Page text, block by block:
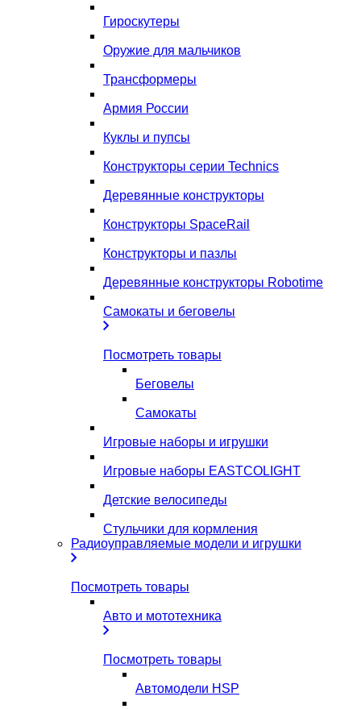
Гироскутеры
Оружие для мальчиков
Трансформеры
Армия России
Куклы и пупсы
Конструкторы серии Technics
Деревянные конструкторы
Конструкторы SpaceRail
Конструкторы и пазлы
Деревянные конструкторы Robotime
Самокаты и беговелы
Посмотреть товары
Беговелы
Самокаты
Игровые наборы и игрушки
Игровые наборы EASTCOLIGHT
Детские велосипеды
Стульчики для кормления
Радиоуправляемые модели и игрушки
Посмотреть товары
Авто и мототехника
Посмотреть товары
Автомодели HSP